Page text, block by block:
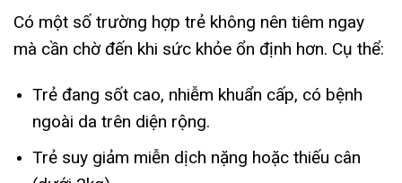
Có một số trường hợp trẻ không nên tiêm ngay
mà cần chờ đến khi sức khỏe ổn định hơn. Cụ thể:
Trẻ đang sốt cao, nhiễm khuẩn cấp, có bệnh
ngoài da trên diện rộng.
Trẻ suy giảm miễn dịch nặng hoặc thiếu cân